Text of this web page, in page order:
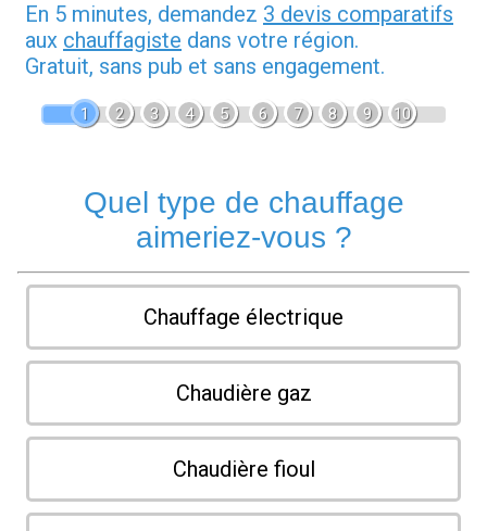
En 5 minutes, demandez 3 devis comparatifs
aux chauffagiste dans votre région.
Gratuit, sans pub et sans engagement.
1 2 3 4 5 6 7 8 9 10
Quel type de chauffage
aimeriez-vous ?
Chauffage électrique
Chaudière gaz
Chaudière fioul